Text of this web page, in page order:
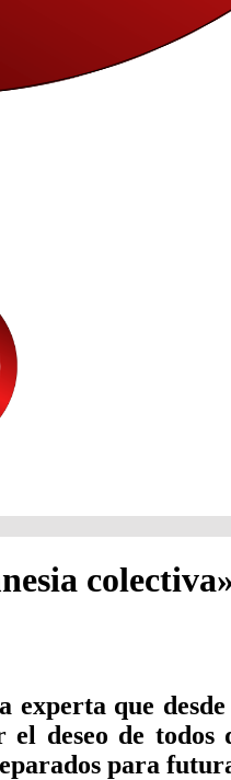
experta que
deseo de
para